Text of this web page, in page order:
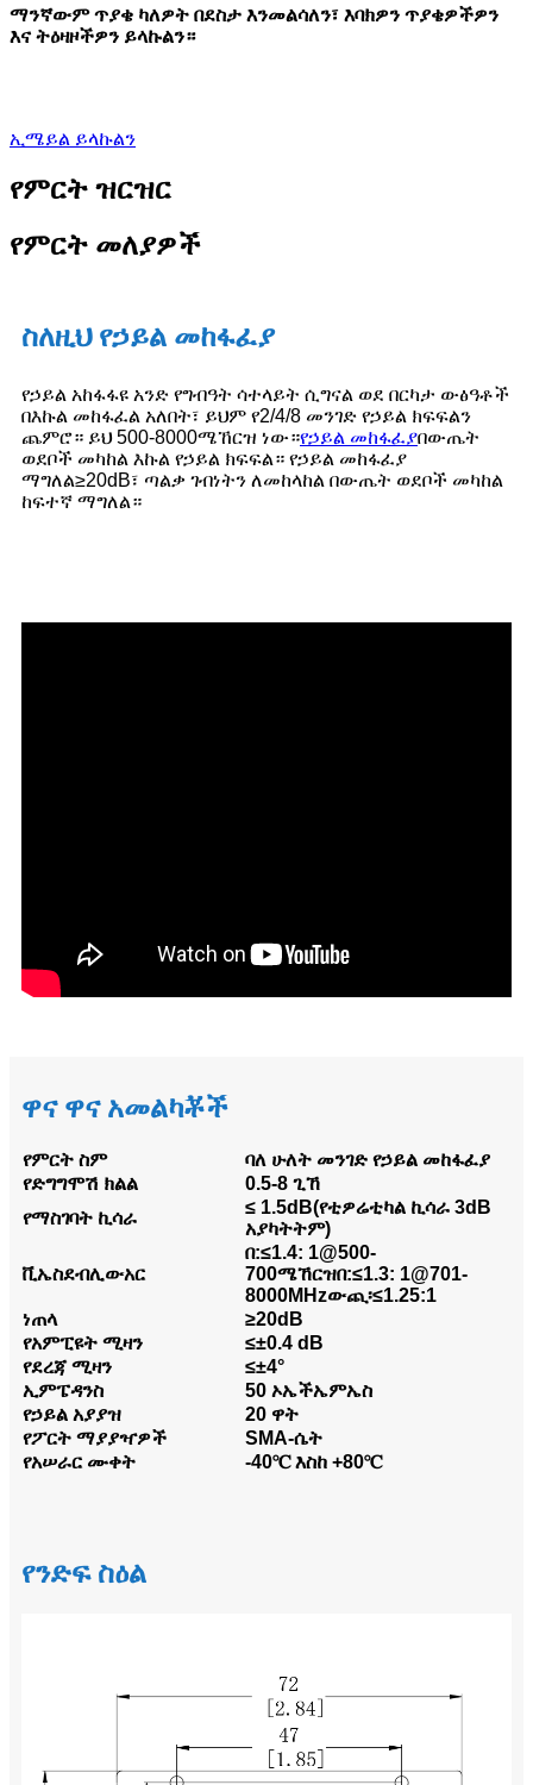
ማንኛውም ጥያቄ ካለዎት በደስታ እንመልሳለን፣ እባክዎን ጥያቄዎችዎን
እና ትዕዛዞችዎን ይላኩልን።
ኢሜይል ይላኩልን
የምርት ዝርዝር
የምርት መለያዎች
ስለዚህ የኃይል መከፋፈያ
የኃይል አከፋፋዩ አንድ የግብዓት ሳተላይት ሲግናል ወደ በርካታ ውፅዓቶች
በእኩል መከፋፈል አለበት፣ ይህም የ2/4/8 መንገድ የኃይል ክፍፍልን
ጨምሮ። ይህ 500-8000ሜኸርዝ ነው።የኃይል መከፋፈያበውጤት
ወደቦች መካከል እኩል የኃይል ክፍፍል። የኃይል መከፋፈያ
ማግለል≥20dB፣ ጣልቃ ገብነትን ለመከላከል በውጤት ወደቦች መካከል
ከፍተኛ ማግለል።
ዋና ዋና አመልካቾች
የምርት ስም
ባለ ሁለት መንገድ የኃይል መከፋፈያ
የድግግሞሽ ክልል
0.5-8 ጊኸ
የማስገባት ኪሳራ
≤ 1.5dB(የቲዎሬቲካል ኪሳራ 3dB
አያካትትም)
ቪኤስደብሊውአር
በ:≤1.4: 1@500-
700ሜኸርዝበ:≤1.3: 1@701-
8000MHzውጪ፡≤1.25:1
ነጠላ
≥20dB
የአምፒዩት ሚዛን
≤±0.4 dB
የደረጃ ሚዛን
≤±4°
ኢምፔዳንስ
50 ኦኤችኤምኤስ
የኃይል አያያዝ
20 ዋት
የፖርት ማያያዣዎች
SMA-ሴት
የአሠራር ሙቀት
-40℃ እስከ +80℃
የንድፍ ስዕል